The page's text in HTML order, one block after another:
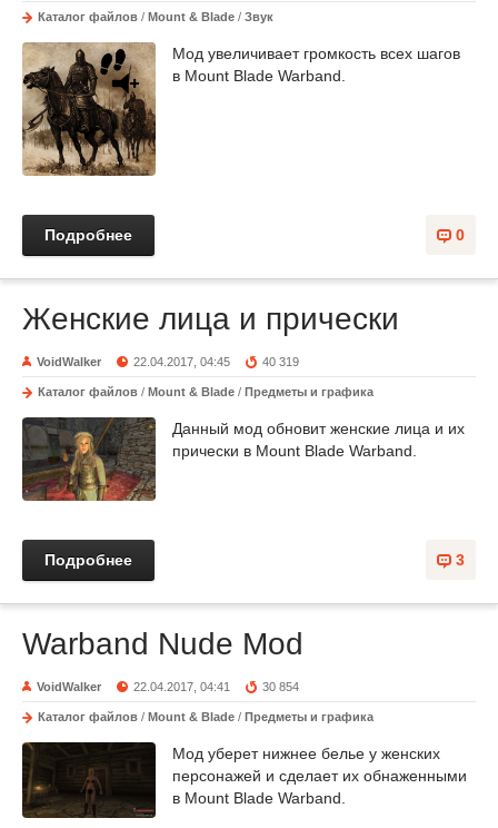
Каталог файлов / Mount & Blade / Звук
Мод увеличивает громкость всех шагов
в Mount Blade Warband.
0
Подробнее
Женские лица и прически
VoidWalker 22.04.2017, 04:45 40 319
Каталог файлов / Mount & Blade / Предметы и графика
Данный мод обновит женские лица и их
прически в Mount Blade Warband.
3
Подробнее
Warband Nude Mod
VoidWalker 22.04.2017, 04:41 30 854
Каталог файлов / Mount & Blade / Предметы и графика
Мод уберет нижнее белье у женских
персонажей и сделает их обнаженными
в Mount Blade Warband.